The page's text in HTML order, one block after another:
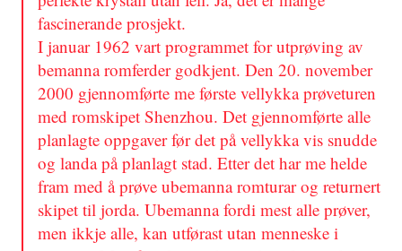
fascinerande prosjekt.
I januar 1962 vart programmet for utprøving av
bemanna romferder godkjent. Den 20. november
2000 gjennomførte me første vellykka prøveturen
med romskipet Shenzhou. Det gjennomførte alle
planlagte oppgaver før det på vellykka vis snudde
og landa på planlagt stad. Etter det har me helde
fram med å prøve ubemanna romturar og returnert
skipet til jorda. Ubemanna fordi mest alle prøver,
men ikkje alle, kan utførast utan menneske i